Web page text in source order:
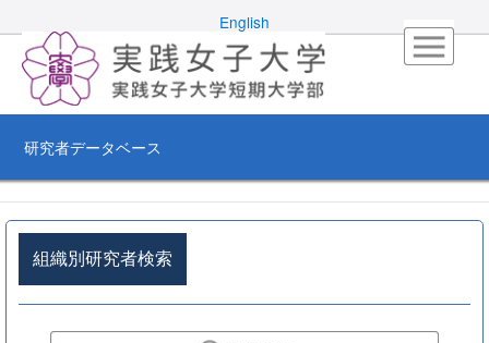
English
研究者データベース
組織別研究者検索